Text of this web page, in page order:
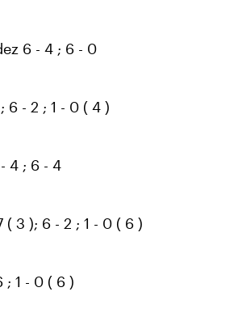
6 - 4 ; 6 - 0
6 - 2 ; 1 - 0 ( 4 )
4 ; 6 - 4
3 ); 6 - 2 ; 1 - 0 ( 6 )
; 1 - 0 ( 6 )